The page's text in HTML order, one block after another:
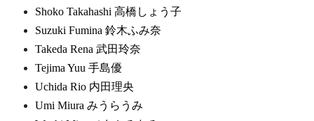
Shoko Takahashi 高橋しょう子
Suzuki Fumina 鈴木ふみ奈
Takeda Rena 武田玲奈
Tejima Yuu 手島優
Uchida Rio 内田理央
Umi Miura みうらうみ